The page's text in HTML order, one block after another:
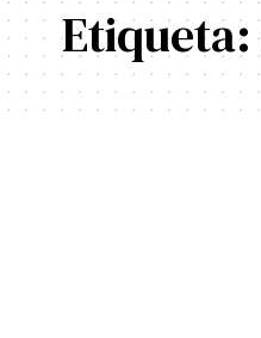
Etiqueta: